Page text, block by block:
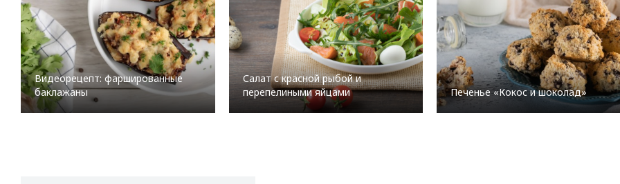
Видеорецепт: фаршированные
баклажаны
Салат с красной рыбой и
перепелиными яйцами
Печенье «Кокос и шоколад»